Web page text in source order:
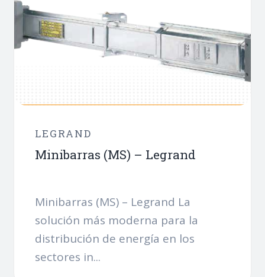
LEGRAND
Minibarras (MS) – Legrand
Minibarras (MS) – Legrand La
solución más moderna para la
distribución de energía en los
sectores in...